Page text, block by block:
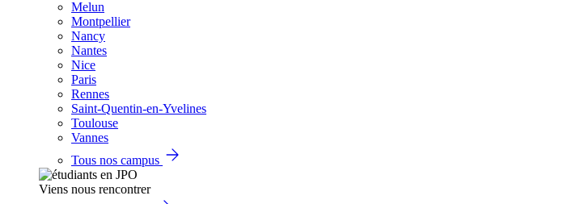
Melun
Montpellier
Nancy
Nantes
Nice
Paris
Rennes
Saint-Quentin-en-Yvelines
Toulouse
Vannes
Tous nos campus
Viens nous rencontrer